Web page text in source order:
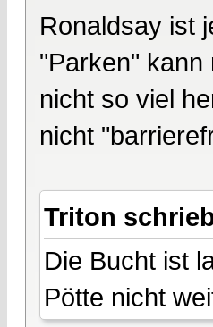
Ronaldsay ist
"Parken" kann
nicht so viel
nicht
Triton
Die Bucht ist
Pötte nicht